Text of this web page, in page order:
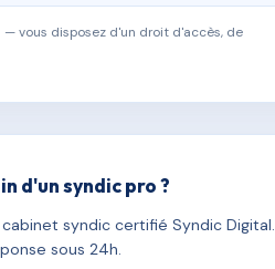
vous disposez d'un droit d'accès, de
d'un syndic pro ?
syndic certifié Syndic Digital.
sous 24h.